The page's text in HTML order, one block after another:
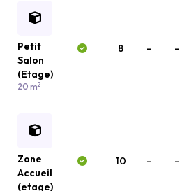
Petit
Salon
(Etage)
20 m2
8 - -
Zone
Accueil
(etage)
10 - -